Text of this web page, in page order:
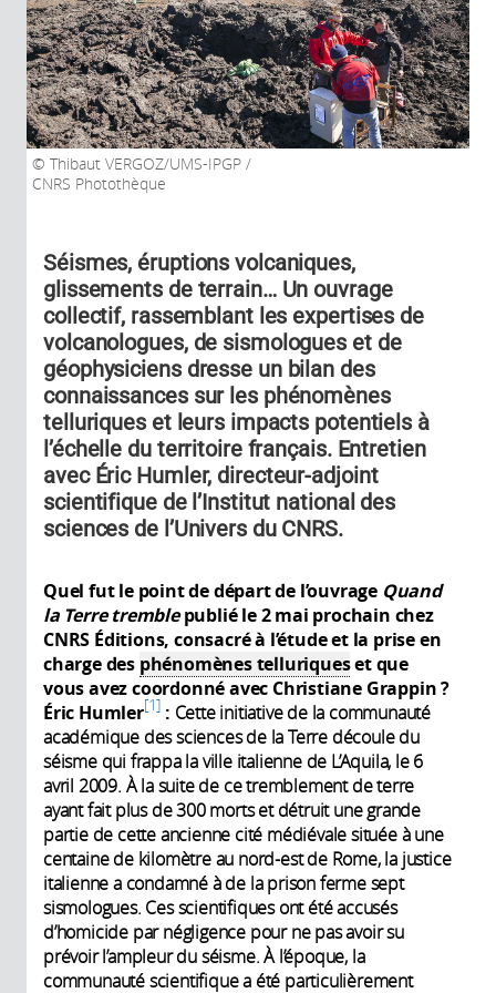
Thibaut VERGOZ/UMS-IPGP /
CNRS Photothèque
Séismes, éruptions volcaniques,
glissements de terrain… Un ouvrage
collectif, rassemblant les expertises de
volcanologues, de sismologues et de
géophysiciens dresse un bilan des
connaissances sur les phénomènes
telluriques et leurs impacts potentiels à
l’échelle du territoire français. Entretien
avec Éric Humler, directeur-adjoint
scientifique de l’Institut national des
sciences de l’Univers du CNRS.
Quel fut le point de départ de l’ouvrage Quand
la Terre tremblepublié le 2 mai prochain chez
CNRS Éditions, consacré à l’étude et la prise en
charge des phénomènes telluriqueset que
vous avez coordonné avec Christiane Grappin?
Éric Humler 1 : Cette initiative de la communauté
académique des sciences de la Terre découle du
séisme qui frappa la ville italienne de L’Aquila, le 6
avril 2009. À la suite de ce tremblement de terre
ayant fait plus de 300 morts et détruit une grande
partie de cette ancienne cité médiévale située à une
centaine de kilomètre au nord-est de Rome, la justice
italienne a condamné à de la prison ferme sept
sismologues. Ces scientifiques ont été accusés
d’homicide par négligence pour ne pas avoir su
prévoir l’ampleur du séisme. À l’époque, la
communauté scientifique a été particulièrement